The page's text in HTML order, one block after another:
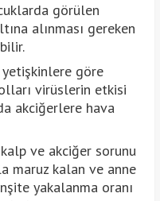
görülen
alınması gereken
yetişkinlere göre
virüslerin etkisi
akciğerlere hava
ve akciğer sorunu
maruz kalan ve anne
yakalanma oranı